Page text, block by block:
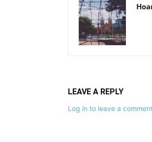
LEAVE A REPLY
Log in to leave a